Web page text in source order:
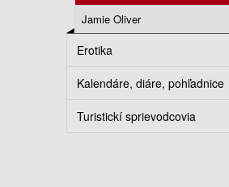
Jamie Oliver
Erotika
Kalendáre, diáre, pohľadnice
Turistickí sprievodcovia